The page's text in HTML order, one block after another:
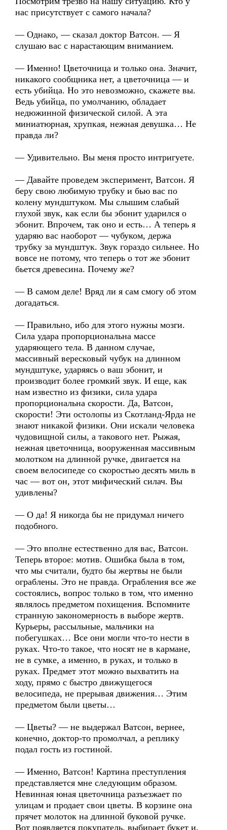
нас присутствует с самого начала?
— Однако, — сказал доктор Ватсон. — Я
слушаю вас с нарастающим вниманием.
— Именно! Цветочница и только она. Значит,
никакого сообщника нет, а цветочница — и
есть убийца. Но это невозможно, скажете вы.
Ведь убийца, по умолчанию, обладает
недюжинной физической силой. А эта
миниатюрная, хрупкая, нежная девушка… Не
правда ли?
— Удивительно. Вы меня просто интригуете.
— Давайте проведем эксперимент, Ватсон. Я
беру свою любимую трубку и бью вас по
колену мундштуком. Мы слышим слабый
глухой звук, как если бы эбонит ударился о
эбонит. Впрочем, так оно и есть… А теперь я
ударяю вас наоборот — чубуком, держа
трубку за мундштук. Звук гораздо сильнее. Но
вовсе не потому, что теперь о тот же эбонит
бьется древесина. Почему же?
— В самом деле! Вряд ли я сам смогу об этом
догадаться.
— Правильно, ибо для этого нужны мозги.
Сила удара пропорциональна массе
ударяющего тела. В данном случае,
массивный вересковый чубук на длинном
мундштуке, ударяясь о ваш эбонит, и
производит более громкий звук. И еще, как
нам известно из физики, сила удара
пропорциональна скорости. Да, Ватсон,
скорости! Эти остолопы из Скотланд-Ярда не
знают никакой физики. Они искали человека
чудовищной силы, а такового нет. Рыжая,
нежная цветочница, вооруженная массивным
молотком на длинной ручке, двигается на
своем велосипеде со скоростью десять миль в
час — вот он, этот мифический силач. Вы
удивлены?
— О да! Я никогда бы не придумал ничего
подобного.
— Это вполне естественно для вас, Ватсон.
Теперь второе: мотив. Ошибка была в том,
что мы считали, будто бы жертвы не были
ограблены. Это не правда. Ограбления все же
состоялись, вопрос только в том, что именно
являлось предметом похищения. Вспомните
странную закономерность в выборе жертв.
Курьеры, рассыльные, мальчики на
побегушках… Все они могли что-то нести в
руках. Что-то такое, что носят не в кармане,
не в сумке, а именно, в руках, и только в
руках. Предмет этот можно выхватить на
ходу, прямо с быстро движущегося
велосипеда, не прерывая движения… Этим
предметом были цветы…
— Цветы? — не выдержал Ватсон, вернее,
конечно, доктор-то промолчал, а реплику
подал гость из гостиной.
— Именно, Ватсон! Картина преступления
представляется мне следующим образом.
Невинная юная цветочница разъезжает по
улицам и продает свои цветы. В корзине она
прячет молоток на длинной буковой ручке.
Вот появляется покупатель, выбирает букет и,